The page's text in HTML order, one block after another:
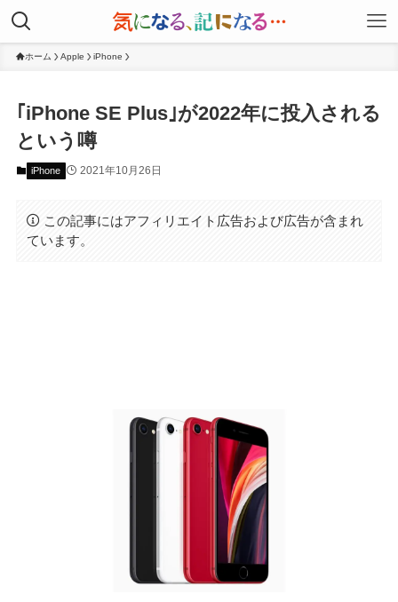
ホーム Apple iPhone
｢iPhone SE Plus｣が2022年に投入される
という噂
iPhone 2021年10月26日
この記事にはアフィリエイト広告および広告が含まれ
ています。